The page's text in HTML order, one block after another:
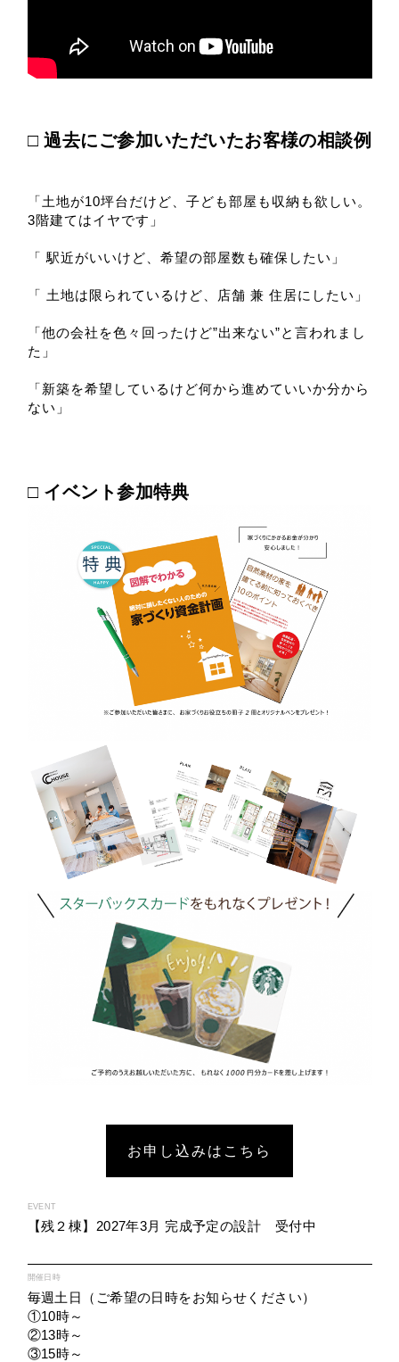
□ 過去にご参加いただいたお客様の相談例
「土地が10坪台だけど、子ども部屋も収納も欲しい。
3階建てはイヤです」
「 駅近がいいけど、希望の部屋数も確保したい」
「 土地は限られているけど、店舗 兼 住居にしたい」
「他の会社を色々回ったけど”出来ない”と言われまし
た」
「新築を希望しているけど何から進めていいか分から
ない」
□ イベント参加特典
お申し込みはこちら
EVENT
【残２棟】2027年3月 完成予定の設計 受付中
開催日時
毎週土日（ご希望の日時をお知らせください）
①10時～
②13時～
③15時～